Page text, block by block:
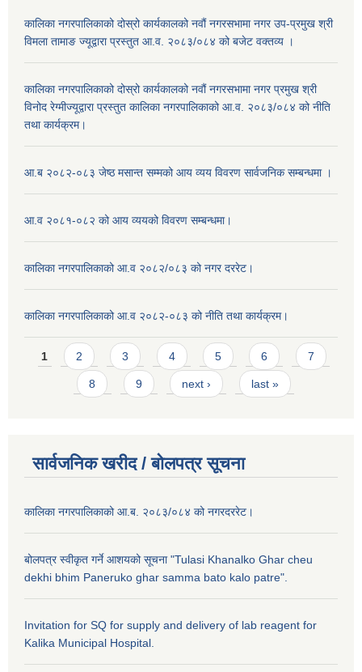
कालिका नगरपालिकाको दोस्रो कार्यकालको नवौं नगरसभामा नगर उप-प्रमुख श्री
विमला तामाङ ज्यूद्वारा प्रस्तुत आ.व. २०८३/०८४ को बजेट वक्तव्य ।
कालिका नगरपालिकाको दोस्रो कार्यकालको नवौं नगरसभामा नगर प्रमुख श्री
विनोद रेग्मीज्यूद्वारा प्रस्तुत कालिका नगरपालिकाको आ.व. २०८३/०८४ को नीति
तथा कार्यक्रम।
आ.ब २०८२-०८३ जेष्ठ मसान्त सम्मको आय व्यय विवरण सार्वजनिक सम्बन्धमा ।
आ.व २०८१-०८२ को आय व्ययको विवरण सम्बन्धमा।
कालिका नगरपालिकाको आ.व २०८२/०८३ को नगर दररेट।
कालिका नगरपालिकाको आ.व २०८२-०८३ को नीति तथा कार्यक्रम।
Pages
1 2 3 4 5 6 7
8 9 next › last »
सार्वजनिक खरीद / बाेलपत्र सूचना
कालिका नगरपालिकाको आ.ब. २०८३/०८४ को नगरदररेट।
बोलपत्र स्वीकृत गर्ने आशयको सूचना "Tulasi Khanalko Ghar cheu
dekhi bhim Paneruko ghar samma bato kalo patre".
Invitation for SQ for supply and delivery of lab reagent for
Kalika Municipal Hospital.